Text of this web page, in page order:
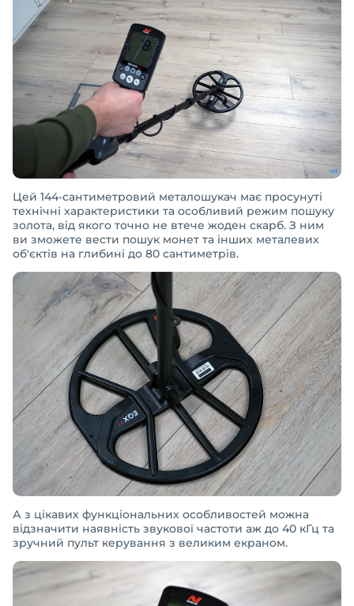
Цей 144-сантиметровий металошукач має просунуті
технічні характеристики та особливий режим пошуку
золота, від якого точно не втече жоден скарб. З ним
ви зможете вести пошук монет та інших металевих
об'єктів на глибині до 80 сантиметрів.
А з цікавих функціональних особливостей можна
відзначити наявність звукової частоти аж до 40 кГц та
зручний пульт керування з великим екраном.